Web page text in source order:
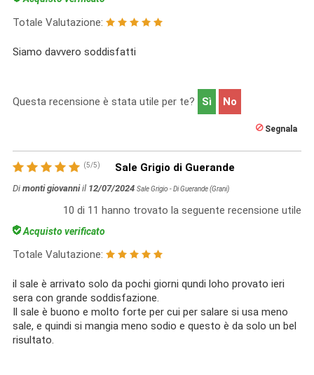
Totale Valutazione:
Siamo davvero soddisfatti
Questa recensione è stata utile per te? Sì No
Segnala
(5/5) Sale Grigio di Guerande
Di monti giovanniil 12/07/2024 Sale Grigio - Di Guerande (Grani)
10 di 11 hanno trovato la seguente recensione utile
Acquisto verificato
Totale Valutazione:
il sale è arrivato solo da pochi giorni qundi loho provato ieri
sera con grande soddisfazione.
Il sale è buono e molto forte per cui per salare si usa meno
sale, e quindi si mangia meno sodio e questo è da solo un bel
risultato.